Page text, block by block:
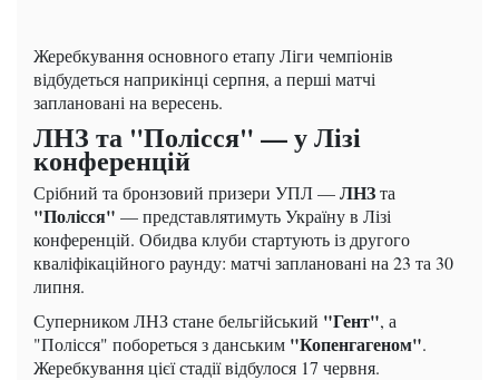
Жеребкування основного етапу Ліги чемпіонів
відбудеться наприкінці серпня, а перші матчі
заплановані на вересень.
ЛНЗ та "Полісся" — у Лізі
конференцій
Срібний та бронзовий призери УПЛ —ЛНЗта
"Полісся" — представлятимуть Україну в Лізі
конференцій. Обидва клуби стартують із другого
кваліфікаційного раунду: матчі заплановані на 23 та 30
липня.
Суперником ЛНЗ стане бельгійський "Гент", а
"Полісся" побореться з данським "Копенгагеном".
Жеребкування цієї стадії відбулося 17 червня.